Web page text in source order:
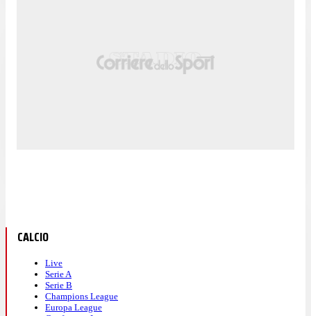
CALCIO
Live
Serie A
Serie B
Champions League
Europa League